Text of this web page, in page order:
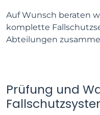
Auf Wunsch beraten
komplette
Abteilungen
Prüfung und